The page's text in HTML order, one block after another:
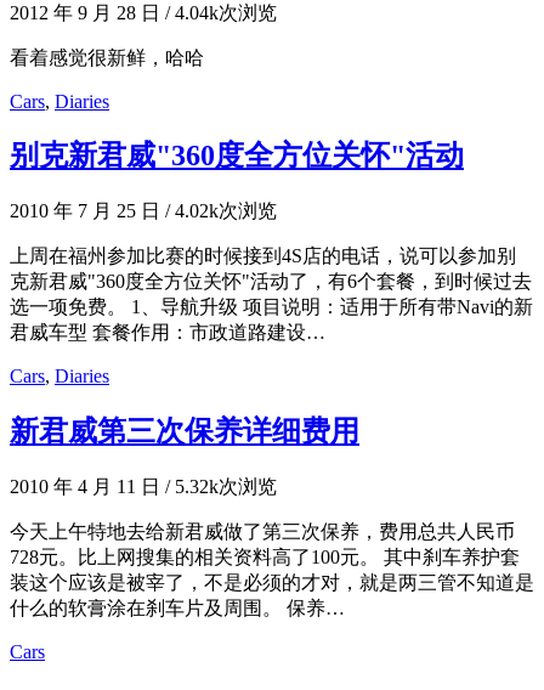
2012 年 9 月 28 日 /4.04k次浏览
看着感觉很新鲜，哈哈
Cars, Diaries
别克新君威"360度全方位关怀"活动
2010 年 7 月 25 日 /4.02k次浏览
上周在福州参加比赛的时候接到4S店的电话，说可以参加别
克新君威"360度全方位关怀"活动了，有6个套餐，到时候过去
选一项免费。 1、导航升级 项目说明：适用于所有带Navi的新
君威车型 套餐作用：市政道路建设…
Cars, Diaries
新君威第三次保养详细费用
2010 年 4 月 11 日 /5.32k次浏览
今天上午特地去给新君威做了第三次保养，费用总共人民币
728元。比上网搜集的相关资料高了100元。 其中刹车养护套
装这个应该是被宰了，不是必须的才对，就是两三管不知道是
什么的软膏涂在刹车片及周围。 保养…
Cars